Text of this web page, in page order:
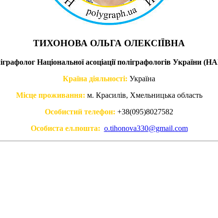
ТИХОНОВА ОЛЬГА ОЛЕКСІЇВНА
Національної асоціації поліграфологів України
Країна діяльності: Україна
Місце проживання: м. Красилів, Хмельницька область
Особистий телефон: +38(095)8027582
Особиста ел.пошта: o.tihonova330@gmail.com